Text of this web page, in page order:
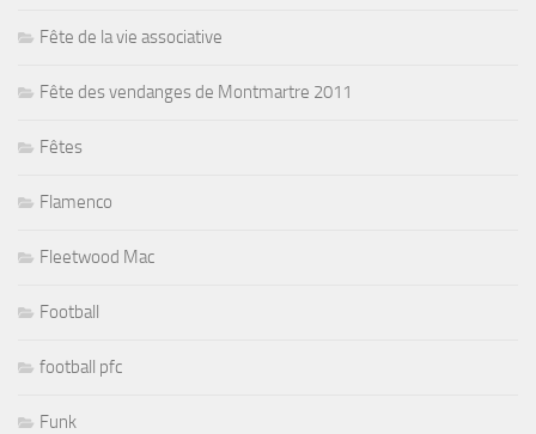
Fête de la vie associative
Fête des vendanges de Montmartre 2011
Fêtes
Flamenco
Fleetwood Mac
Football
football pfc
Funk